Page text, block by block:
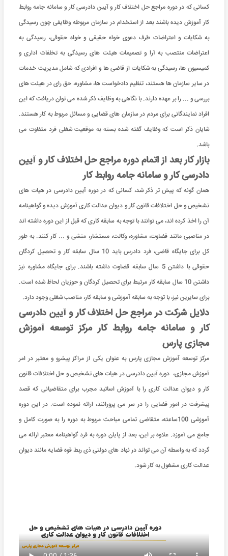
کسانی که در دوره مراجع حل اختلاف کار و آیین دادرسی کار و سامانه جامه روابط
کار آموزش دیده باشند بعد از استخدام در سازمان مربوطه وظایفی چون رسیدگی
به شکایات و اعتراضات طرف دعوی خواه حقیقی و خواه حقوقی، رسیدگی به
اعتراضات منتصب به آرا و تصمیمات هیئت های رسیدگی به تخلفات اداری و
کمیسیون ها، رسیدگی به شکایات از قاضی ها و افرادی که شامل مدیریت خدمات
در سایر سازمان ها هستند، تنظیم دادخواست ها، مشاوره، حق رای در هیئت های
بررسی و ... را بر عهده دارند. با نگاهی به وظایف ذکر شده می توان دریافت که این
افراد نمایندگانی برای مردم در سازمان های قضایی و مسائل مربوط به کار هستند.
شایان ذکر است که وظایف گفته شده بسته به موقعیت شغلی فرد متفاوت می
باشد.
بازار کار بعد از اتمام دوره مراجع حل اختلاف کار و آیین
دادرسی کار و سامانه جامه روابط کار
همان گونه که پیش تر ذکر شد، کسانی که در دوره آیین دادرسی در هیات های
تشخیص و حل اختلافات قانون کار و دیوان عدالت کاری آموزش دیده و گواهینامه
آن را اخذ کرده اند، می توانند با توجه به سابقه کاری که قبل از این دوره داشته اند
در مناصبی مانند قضاوت، مشاوره، وکالت، مستشار، منشی و ... کار کنند. به طور
کل برای جایگاه قاضی، فرد دادرس باید 10 سال سابقه کار و تحصیل کردگان
حقوقی با داشتن 5 سال سابقه قضاوت داشته باشند. برای جایگاه مشاوره نیز
داشتن 10 سال سابقه کار مرتبط برای تحصیل کردگان و حوزیان لحاظ شده است.
برای سایرین نیز، با توجه به سابقه آموزشی و سابقه کار، مناصب شغلی وجود دارد.
دلایل شرکت در مراجع حل اختلاف کار و آیین دادرسی
کار و سامانه جامه روابط کار مرکز توسعه آموزش
مجازی پارس
مرکز توسعه آموزش مجازی پارس به عنوان یکی از مراکز پیشرو و معتبر در امر
آموزش مجازی، دوره آیین دادرسی در هیات های تشخیص و حل اختلافات قانون
کار و دیوان عدالت کاری را با آموزش اساتید مجرب برای متقاضیانی که قصد
پیشرفت در امور قضایی را در سر می پرورانند، ارائه نموده است. در این دوره
آموزشی 100ساعته، متقاضی تمامی مباحث مربوط به دوره را به صورت کامل و
جامع می آموزد. علاوه بر این، بعد از پایان دوره به فرد گواهینامه معتبر ارائه می
گردد که به واسطه آن می تواند در نهاد های دولتی ذی ربط قوه قضایه مانند دیوان
عدالت کاری مشغول به کار شود.